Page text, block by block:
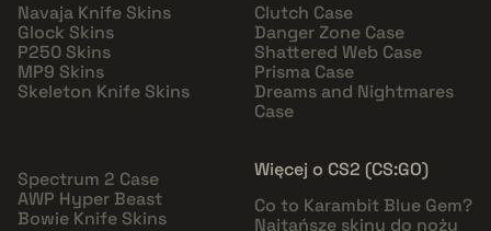
Navaja Knife Skins
Glock Skins
P250 Skins
MP9 Skins
Skeleton Knife Skins
Clutch Case
Danger Zone Case
Shattered Web Case
Prisma Case
Dreams and Nightmares
Case
Spectrum 2 Case
AWP Hyper Beast
Bowie Knife Skins
Więcej o CS2 (CS:GO)
Co to Karambit Blue Gem?
Najtańsze skiny do noży